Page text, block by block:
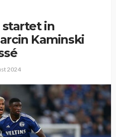
startet in
Kaminski
2024